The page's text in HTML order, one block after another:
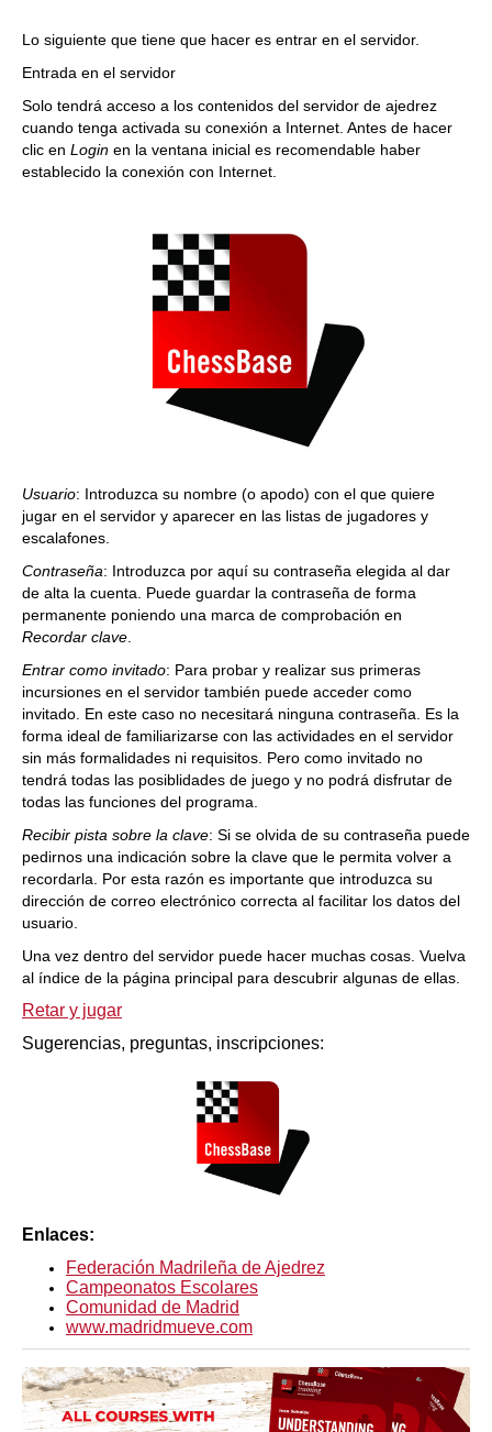
Lo siguiente que tiene que hacer es entrar en el servidor.
Entrada en el servidor
Solo tendrá acceso a los contenidos del servidor de ajedrez
cuando tenga activada su conexión a Internet. Antes de hacer
clic en Login en la ventana inicial es recomendable haber
establecido la conexión con Internet.
Usuario: Introduzca su nombre (o apodo) con el que quiere
jugar en el servidor y aparecer en las listas de jugadores y
escalafones.
Contraseña: Introduzca por aquí su contraseña elegida al dar
de alta la cuenta. Puede guardar la contraseña de forma
permanente poniendo una marca de comprobación en
Recordar clave.
Entrar como invitado: Para probar y realizar sus primeras
incursiones en el servidor también puede acceder como
invitado. En este caso no necesitará ninguna contraseña. Es la
forma ideal de familiarizarse con las actividades en el servidor
sin más formalidades ni requisitos. Pero como invitado no
tendrá todas las posiblidades de juego y no podrá disfrutar de
todas las funciones del programa.
Recibir pista sobre la clave: Si se olvida de su contraseña puede
pedirnos una indicación sobre la clave que le permita volver a
recordarla. Por esta razón es importante que introduzca su
dirección de correo electrónico correcta al facilitar los datos del
usuario.
Una vez dentro del servidor puede hacer muchas cosas. Vuelva
al índice de la página principal para descubrir algunas de ellas.
Retar y jugar
Sugerencias, preguntas, inscripciones:
Enlaces:
Federación Madrileña de Ajedrez
Campeonatos Escolares
Comunidad de Madrid
www.madridmueve.com